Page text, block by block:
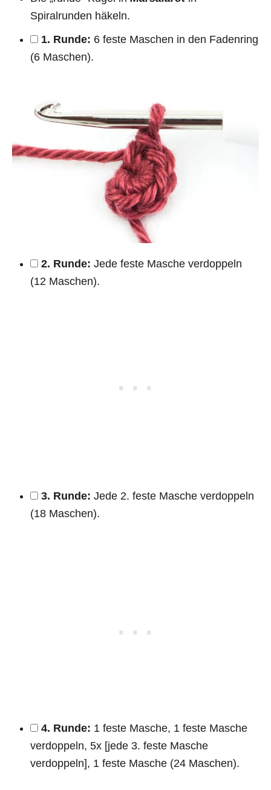
Spiralrunden häkeln.
1. Runde: 6 feste Maschen in den Fadenring
(6 Maschen).
2. Runde: Jede feste Masche verdoppeln
(12 Maschen).
3. Runde: Jede 2. feste Masche verdoppeln
(18 Maschen).
4. Runde: 1 feste Masche, 1 feste Masche
verdoppeln, 5x [jede 3. feste Masche
verdoppeln], 1 feste Masche (24 Maschen).